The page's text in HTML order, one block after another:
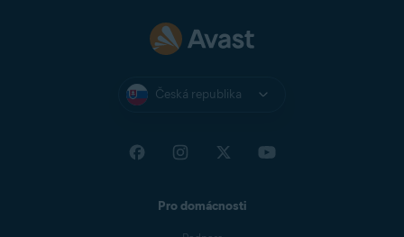
Česká republika
Pro domácnosti